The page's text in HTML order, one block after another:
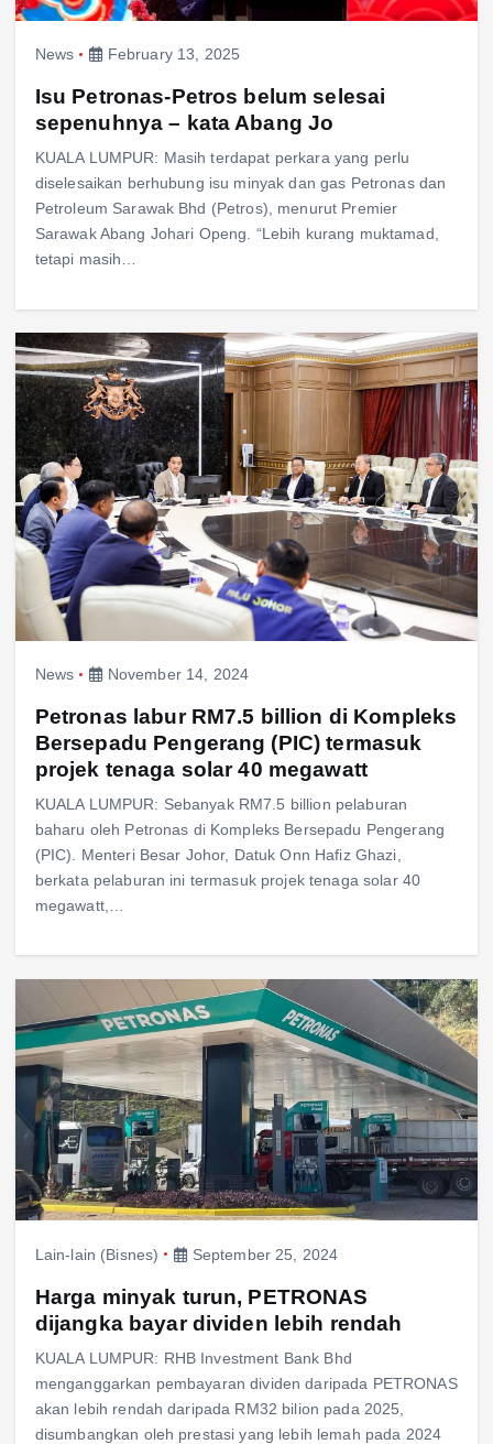
News February 13, 2025
Isu Petronas-Petros belum selesai
sepenuhnya – kata Abang Jo
KUALA LUMPUR: Masih terdapat perkara yang perlu
diselesaikan berhubung isu minyak dan gas Petronas dan
Petroleum Sarawak Bhd (Petros), menurut Premier
Sarawak Abang Johari Openg. “Lebih kurang muktamad,
tetapi masih…
News November 14, 2024
Petronas labur RM7.5 billion di Kompleks
Bersepadu Pengerang (PIC) termasuk
projek tenaga solar 40 megawatt
KUALA LUMPUR: Sebanyak RM7.5 billion pelaburan
baharu oleh Petronas di Kompleks Bersepadu Pengerang
(PIC). Menteri Besar Johor, Datuk Onn Hafiz Ghazi,
berkata pelaburan ini termasuk projek tenaga solar 40
megawatt,…
Lain-lain (Bisnes) September 25, 2024
Harga minyak turun, PETRONAS
dijangka bayar dividen lebih rendah
KUALA LUMPUR: RHB Investment Bank Bhd
menganggarkan pembayaran dividen daripada PETRONAS
akan lebih rendah daripada RM32 bilion pada 2025,
disumbangkan oleh prestasi yang lebih lemah pada 2024